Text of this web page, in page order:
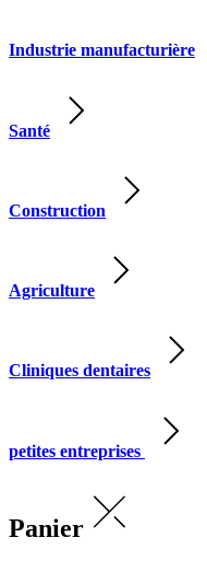
Industrie manufacturière
Santé
Construction
Agriculture
Cliniques dentaires
petites entreprises
Panier